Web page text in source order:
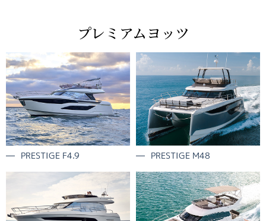
プレミアムヨッツ
PRESTIGE F4.9 PRESTIGE M48